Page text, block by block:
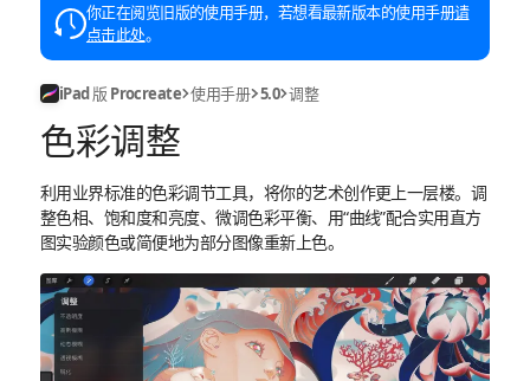
你正在阅览旧版的使用手册，若想看最新版本的使用手册请
点击此处。
iPad 版 Procreate 使用手册 5.0 调整
色彩调整
利用业界标准的色彩调节工具，将你的艺术创作更上一层楼。调
整色相、饱和度和亮度、微调色彩平衡、用“曲线”配合实用直方
图实验颜色或简便地为部分图像重新上色。